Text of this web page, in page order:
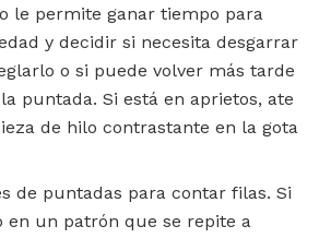
le permite ganar tiempo para
y decidir si necesita desgarrar
o si puede volver más tarde
puntada. Si está en aprietos, ate
de hilo contrastante en la gota
de puntadas para contar filas. Si
en un patrón que se repite a